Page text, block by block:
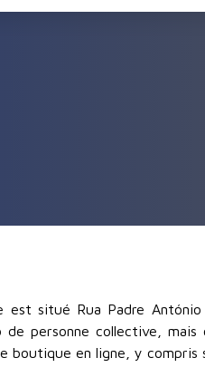
situé Rua Padre António
personne collective,
en ligne, y compris